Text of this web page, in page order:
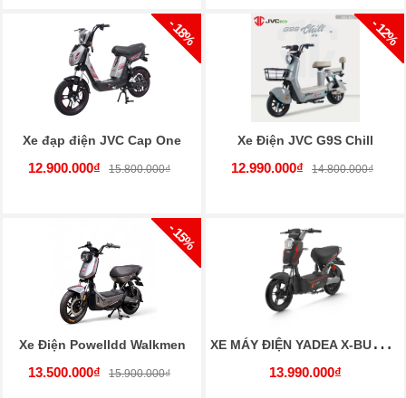
- 18%
Xe đạp điện JVC Cap One
12.900.000₫ 15.800.000₫
- 12%
Xe Điện JVC G9S Chill
12.990.000₫ 14.800.000₫
- 15%
Xe Điện Powelldd Walkmen
13.500.000₫ 15.900.000₫
X
E MÁY ĐIỆN YADEA X-BULL H
13.990.000₫